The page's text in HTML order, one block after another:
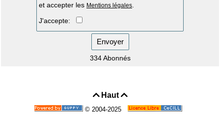
et accepter les Mentions légales
J'accepte:
Envoyer
334 Abonnés
Haut 
© 2004-2025